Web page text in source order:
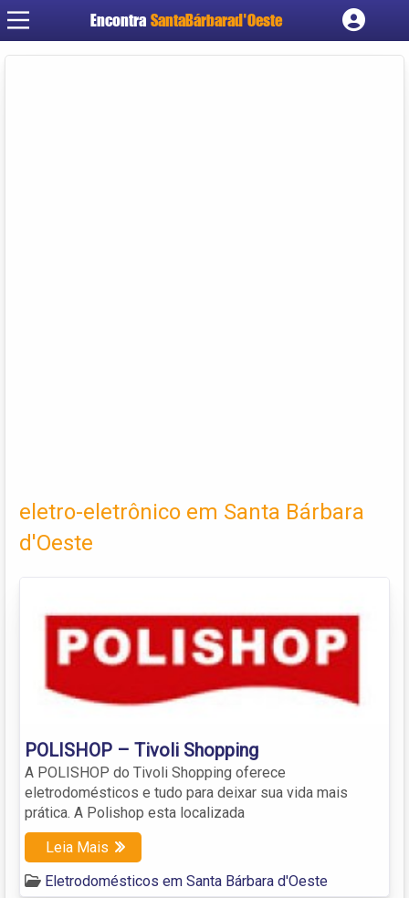
Encontra SantaBárbarad'Oeste
Cadastrar empresa
eletro-eletrônico em Santa Bárbara
d'Oeste
POLISHOP – Tivoli Shopping
A POLISHOP do Tivoli Shopping oferece
eletrodomésticos e tudo para deixar sua vida mais
prática. A Polishop esta localizada
Leia Mais
Eletrodomésticos em Santa Bárbara d'Oeste